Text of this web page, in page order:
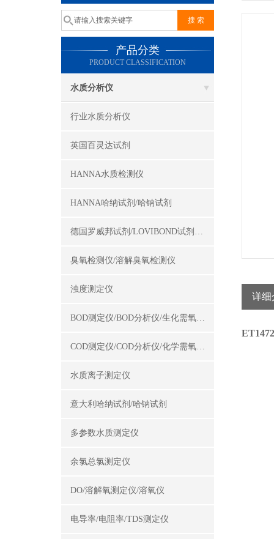
产品分类
PRODUCT CLASSIFICATION
水质分析仪
行业水质分析仪
英国百灵达试剂
HANNA水质检测仪
HANNA哈纳试剂/哈钠试剂
德国罗威邦试剂/LOVIBOND试剂/罗威邦试剂
臭氧检测仪/溶解臭氧检测仪
浊度测定仪
BOD测定仪/BOD分析仪/生化需氧量测定仪
COD测定仪/COD分析仪/化学需氧量测定仪
水质离子测定仪
意大利哈纳试剂/哈钠试剂
多参数水质测定仪
余氯总氯测定仪
DO/溶解氧测定仪/溶氧仪
电导率/电阻率/TDS测定仪
详细